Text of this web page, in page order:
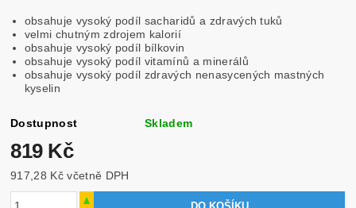
obsahuje vysoký podíl sacharidů a zdravých tuků
velmi chutným zdrojem kalorií
obsahuje vysoký podíl bílkovin
obsahuje vysoký podíl vitamínů a minerálů
obsahuje vysoký podíl zdravých nenasycených mastných
kyselin
Dostupnost Skladem
819 Kč
917,28 Kč včetně DPH